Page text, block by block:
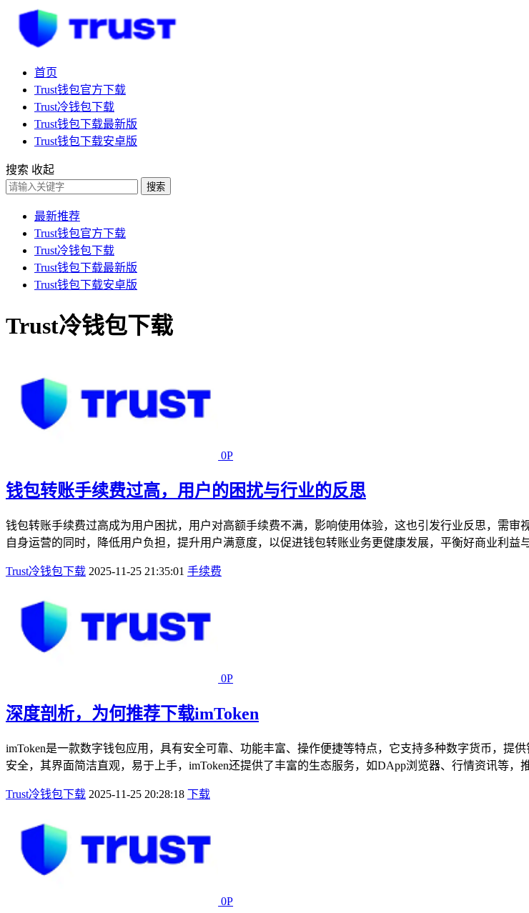
首页
Trust钱包官方下载
Trust冷钱包下载
Trust钱包下载最新版
Trust钱包下载安卓版
搜索 收起
搜索
最新推荐
Trust钱包官方下载
Trust冷钱包下载
Trust钱包下载最新版
Trust钱包下载安卓版
Trust冷钱包下载
0P
钱包转账手续费过高，用户的困扰与行业的反思
钱包转账手续费过高成为用户困扰，用户对高额手续费不满，影响使用体验，这也引发行业反思，需
自身运营的同时，降低用户负担，提升用户满意度，以促进钱包转账业务更健康发展，平衡好商业利
Trust冷钱包下载 2025-11-25 21:35:01 手续费
0P
深度剖析，为何推荐下载imToken
imToken是一款数字钱包应用，具有安全可靠、功能丰富、操作便捷等特点，它支持多种数字货币，提
安全，其界面简洁直观，易于上手，imToken还提供了丰富的生态服务，如DApp浏览器、行情资讯等，
Trust冷钱包下载 2025-11-25 20:28:18 下载
0P